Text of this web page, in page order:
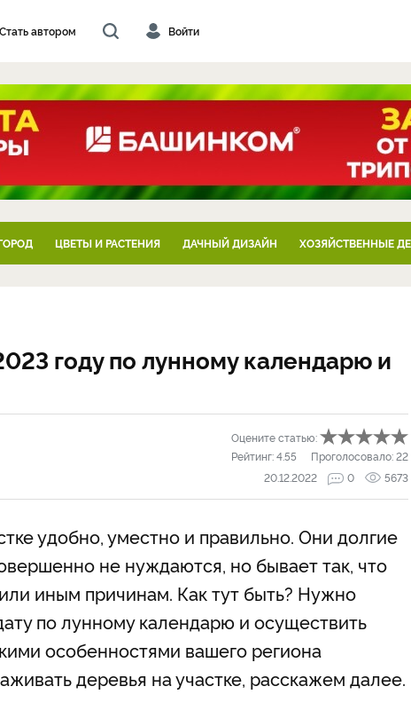
Стать автором Войти
ЦВЕТЫ И РАСТЕНИЯ ДАЧНЫЙ ДИЗАЙН ХОЗЯЙСТВЕННЫЕ
году по лунному календарю и
Оцените статью:
Рейтинг:4.55 Проголосовало:22
20.12.2022
0 5673
удобно, уместно и правильно. Они долгие
не нуждаются, но бывает так, что
иным причинам. Как тут быть? Нужно
по лунному календарю и осуществить
особенностями вашего региона
деревья на участке, расскажем далее.